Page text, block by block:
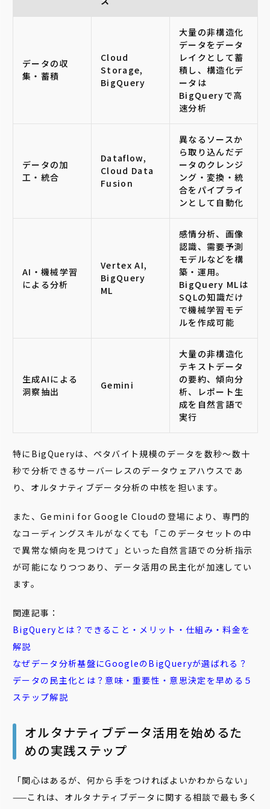
データの収
集・蓄積
Cloud
Storage,
BigQuery
大量の非構造化
データをデータ
レイクとして蓄
積し、構造化デ
ータは
BigQueryで高
速分析
データの加
工・統合
Dataflow,
Cloud Data
Fusion
異なるソースか
ら取り込んだデ
ータのクレンジ
ング・変換・統
合をパイプライ
ンとして自動化
AI・機械学習
による分析
Vertex AI,
BigQuery
ML
感情分析、画像
認識、需要予測
モデルなどを構
築・運用。
BigQuery MLは
SQLの知識だけ
で機械学習モデ
ルを作成可能
生成AIによる
洞察抽出
Gemini
大量の非構造化
テキストデータ
の要約、傾向分
析、レポート生
成を自然言語で
実行
特にBigQueryは、ペタバイト規模のデータを数秒〜数十
秒で分析できるサーバーレスのデータウェアハウスであ
り、オルタナティブデータ分析の中核を担います。
また、Gemini for Google Cloudの登場により、専門的
なコーディングスキルがなくても「このデータセットの中
で異常な傾向を見つけて」といった自然言語での分析指示
が可能になりつつあり、データ活用の民主化が加速してい
ます。
関連記事：
BigQueryとは？できること・メリット・仕組み・料金を
解説
なぜデータ分析基盤にGoogleのBigQueryが選ばれる？
データの民主化とは？意味・重要性・意思決定を早める５
ステップ解説
オルタナティブデータ活用を始めるた
めの実践ステップ
「関心はあるが、何から手をつければよいかわからない」
——これは、オルタナティブデータに関する相談で最も多く